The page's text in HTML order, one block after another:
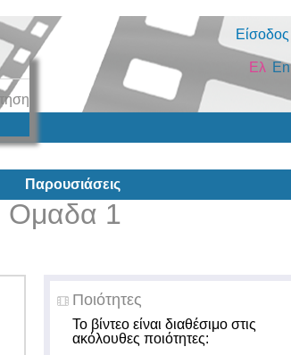
Είσοδος
En
Ελ
Παρουσιάσεις
Ομαδα 1
Ποιότητες
Το βίντεο είναι διαθέσιμο στις
ακόλουθες ποιότητες: